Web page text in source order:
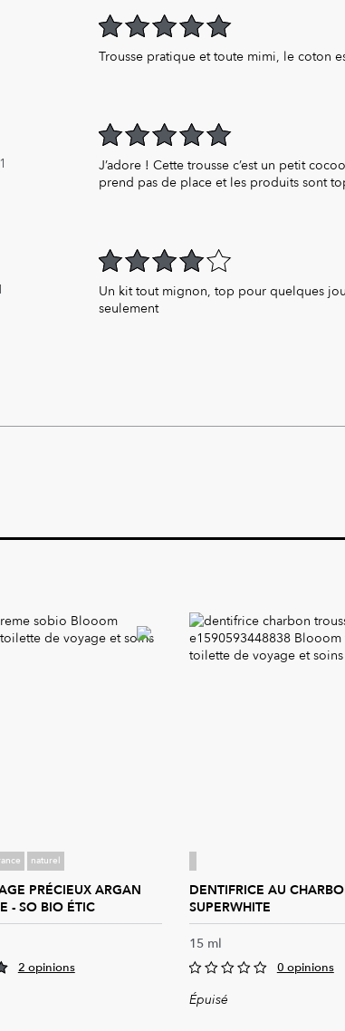
Trousse pratique et toute mimi, le coton
J’adore ! Cette trousse c’est un petit
prend pas de place et les produits sont
Un kit tout mignon, top pour quelques
seulement
naturel
PRÉCIEUX ARGAN
- SO BIO ÉTIC
2 opinions
DENTIFRICE AU
SUPERWHITE
15 ml
0
out
0 opinions
Épuisé